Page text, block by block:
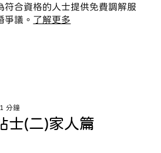
符合資格的人士提供免費調解服
爭議。 了解更多
士(二)家人篇
分鐘